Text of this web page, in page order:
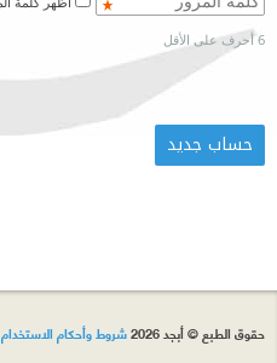
6 أحرف على الأقل
حقوق الطبع © أبجد 2026 شروط وأحكام الاستخدام